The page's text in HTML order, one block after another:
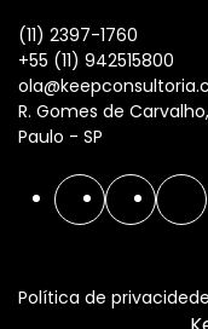
(11) 2397-1760
+55 (11) 942515800
R. Gomes de
Paulo - SP
Política de privacidede